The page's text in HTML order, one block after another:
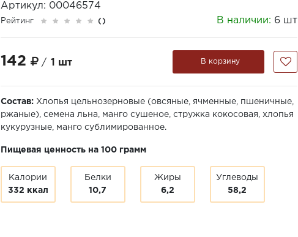
Артикул: 00046574
Рейтинг () В наличии: 6 шт
142 / 1 шт В корзину
Состав: Хлопья цельнозерновые (овсяные, ячменные, пшеничные,
ржаные), семена льна, манго сушеное, стружка кокосовая, хлопья
кукурузные, манго сублимированное.
Пищевая ценность на 100 грамм
Калории
332 ккал
Белки
10,7
Жиры
6,2
Углеводы
58,2